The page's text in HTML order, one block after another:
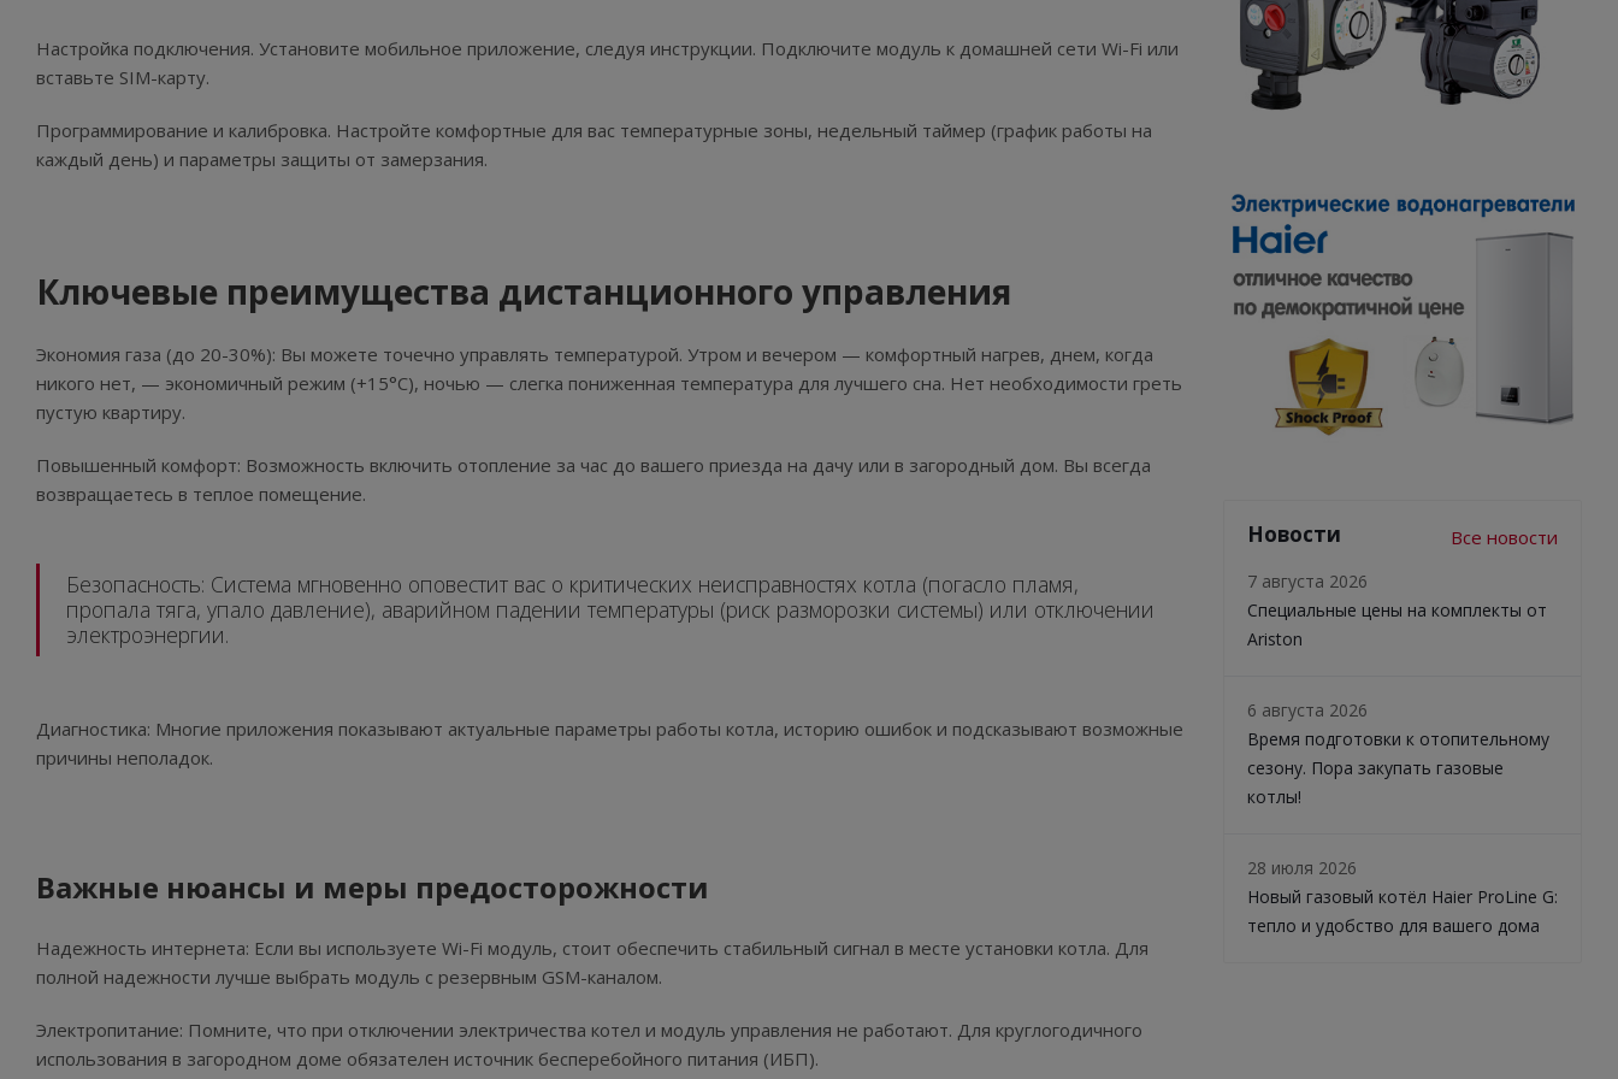
Настройка подключения. Установите мобильное приложение, следуя инструкции. Подключите модуль к домашней сети Wi-Fi или
вставьте SIM-карту.
Программирование и калибровка. Настройте комфортные для вас температурные зоны, недельный таймер (график работы на
каждый день) и параметры защиты от замерзания.
Ключевые преимущества дистанционного управления
Экономия газа (до 20-30%): Вы можете точечно управлять температурой. Утром и вечером — комфортный нагрев, днем, когда
никого нет, — экономичный режим (+15°C), ночью — слегка пониженная температура для лучшего сна. Нет необходимости греть
пустую квартиру.
Повышенный комфорт: Возможность включить отопление за час до вашего приезда на дачу или в загородный дом. Вы всегда
возвращаетесь в теплое помещение.
Безопасность: Система мгновенно оповестит вас о критических неисправностях котла (погасло пламя,
пропала тяга, упало давление), аварийном падении температуры (риск разморозки системы) или отключении
электроэнергии.
Диагностика: Многие приложения показывают актуальные параметры работы котла, историю ошибок и подсказывают возможные
причины неполадок.
Важные нюансы и меры предосторожности
Надежность интернета: Если вы используете Wi-Fi модуль, стоит обеспечить стабильный сигнал в месте установки котла. Для
полной надежности лучше выбрать модуль с резервным GSM-каналом.
Электропитание: Помните, что при отключении электричества котел и модуль управления не работают. Для круглогодичного
использования в загородном доме обязателен источник бесперебойного питания (ИБП).
Новости Все новости
7 августа 2026
Специальные цены на комплекты от
Ariston
6 августа 2026
Время подготовки к отопительному
сезону. Пора закупать газовые
котлы!
28 июля 2026
Новый газовый котёл Haier ProLine G:
тепло и удобство для вашего дома